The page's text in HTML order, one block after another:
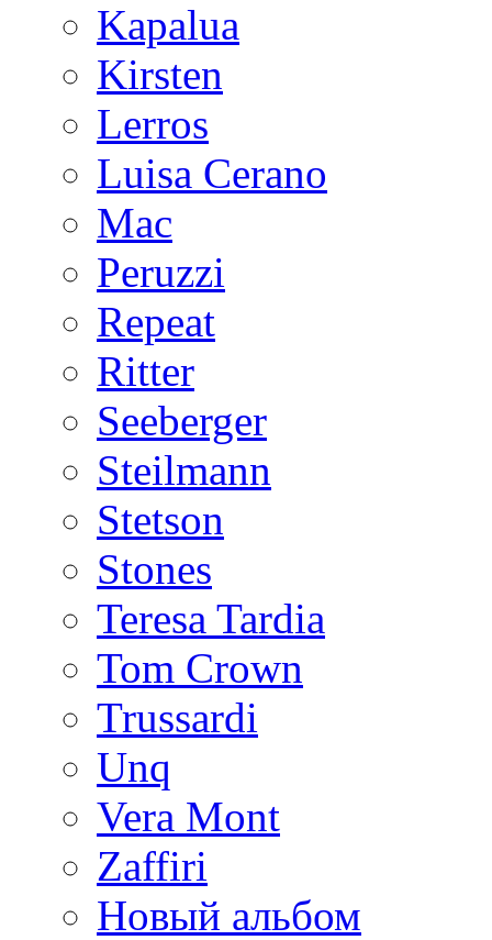
Kapalua
Kirsten
Lerros
Luisa Cerano
Mac
Peruzzi
Repeat
Ritter
Seeberger
Steilmann
Stetson
Stones
Teresa Tardia
Tom Crown
Trussardi
Unq
Vera Mont
Zaffiri
Новый альбом